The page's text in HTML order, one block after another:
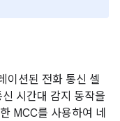
이션된 전화 통신 셀
시간대 감지 동작을
MCC를 사용하여 네